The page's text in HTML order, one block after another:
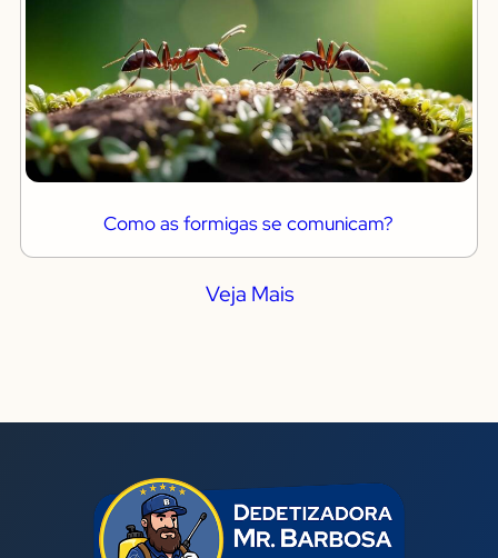
Como as formigas se comunicam?
Veja Mais